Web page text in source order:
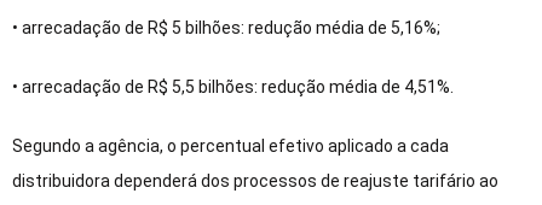
• arrecadação de R$ 5 bilhões: redução média de 5,16%;
• arrecadação de R$ 5,5 bilhões: redução média de 4,51%.
Segundo a agência, o percentual efetivo aplicado a cada
distribuidora dependerá dos processos de reajuste tarifário ao